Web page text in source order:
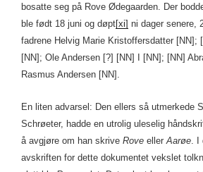
bosatte seg på Rove Ødegaarden. Der
ble født 18 juni og døpt[xi] ni dager senere,
fadrene Helvig Marie Kristoffersdatter [NN];
[NN]; Ole Andersen [?] [NN] I [NN]; [NN]
Rasmus Andersen [NN].
En liten advarsel: Den ellers så utmerkede
Schrøeter, hadde en utrolig uleselig
å avgjøre om han skrive Rove eller Aarøe. I
avskriften for dette dokumentet vekslet